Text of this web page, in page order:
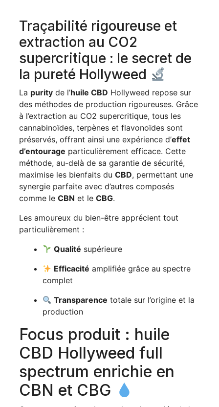
Traçabilité rigoureuse et
extraction au CO2
supercritique : le secret de
la pureté Hollyweed
La purity de l’huile CBD Hollyweed repose sur
des méthodes de production rigoureuses. Grâce
à l’extraction au CO2 supercritique, tous les
cannabinoïdes, terpènes et flavonoïdes sont
préservés, offrant ainsi une expérience d’effet
d’entourage particulièrement efficace. Cette
méthode, au-delà de sa garantie de sécurité,
maximise les bienfaits du CBD, permettant une
synergie parfaite avec d’autres composés
comme le CBN et le CBG.
Les amoureux du bien-être apprécient tout
particulièrement :
Qualité supérieure
Efficacité amplifiée grâce au spectre
complet
Transparence totale sur l’origine et la
production
Focus produit : huile
CBD Hollyweed full
spectrum enrichie en
CBN et CBG